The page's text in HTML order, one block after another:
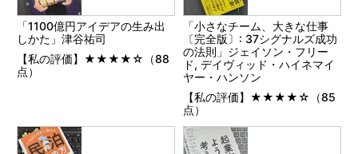
「1100億円アイデアの生み出
しかた」津谷祐司
【私の評価】★★★★☆（88
点）
「小さなチーム、大きな仕事
〔完全版〕: 37シグナルズ成功
の法則」ジェイソン・フリー
ド, デイヴィッド・ハイネマイ
ヤー・ハンソン
【私の評価】★★★★☆（85
点）